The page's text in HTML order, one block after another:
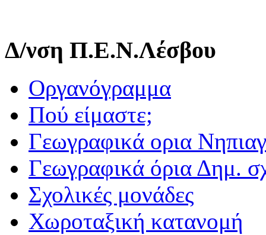
Δ/νση Π.Ε.Ν.Λέσβου
Οργανόγραμμα
Πού είμαστε;
Γεωγραφικά ορια
Γεωγραφικά όρια Δημ.
Σχολικές μονάδες
Χωροταξική κατανομή